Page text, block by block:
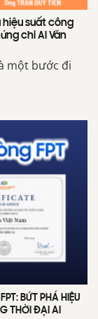
hiệu suất công
chỉ AI Văn
một bước đi
BỨT PHÁ HIỆU
THỜI ĐẠI AI